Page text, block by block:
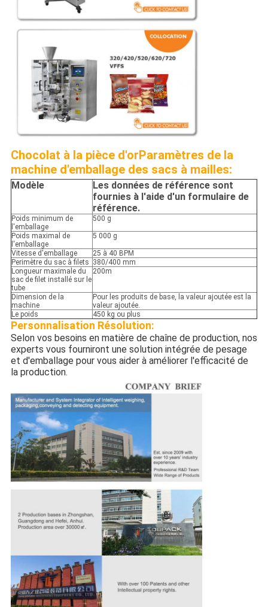
Chocolat à la pièce d'orParamètres de la
machine d'emballage des sacs à mailles:
Modèle
Les données de référence sont
fournies à l'aide d'un formulaire de
référence.
Poids minimum de
l'emballage
500 g
Poids maximal de
l'emballage
5 000 g
Vitesse d'emballage
25 à 40 BPM
Perimètre du sac à filets 380/400 mm
Longueur maximale du
sac de filet installé sur le
tube
200m
Dimension de la
machine
Pour les produits de base, la valeur ajoutée est la
valeur ajoutée.
Le poids
450 kg ou plus
Personnalisation Résolution:
Selon vos besoins en matière de chaîne de production, nos
experts vous fourniront une solution intégrée de pesage
et d'emballage pour vous aider à améliorer l'efficacité de
la production.